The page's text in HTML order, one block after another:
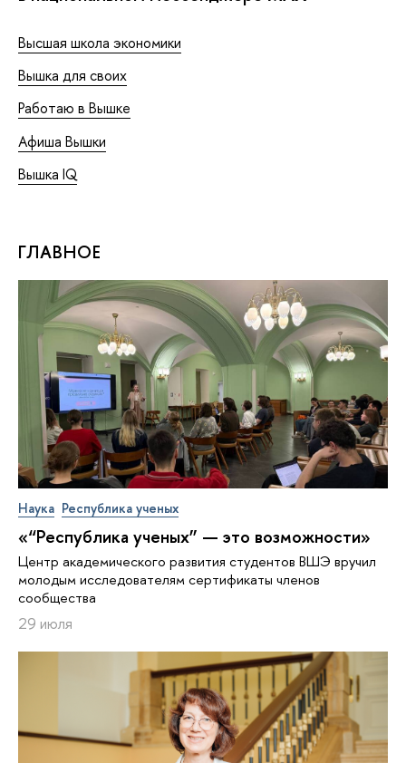
Высшая школа экономики
Вышка для своих
Работаю в Вышке
Афиша Вышки
Вышка IQ
ГЛАВНОЕ
Наука Республика ученых
«“Республика ученых” — это возможности»
Центр академического развития студентов ВШЭ вручил
молодым исследователям сертификаты членов
сообщества
29 июля